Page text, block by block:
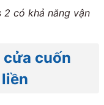
2 có khả năng vận
cửa cuốn